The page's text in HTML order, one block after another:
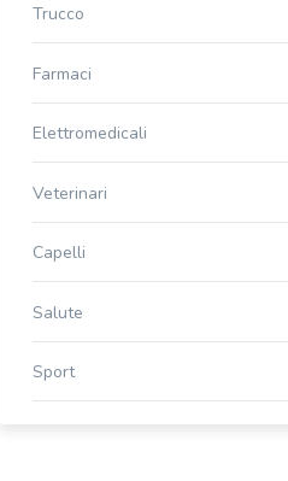
Trucco
Farmaci
Elettromedicali
Veterinari
Capelli
Salute
Sport